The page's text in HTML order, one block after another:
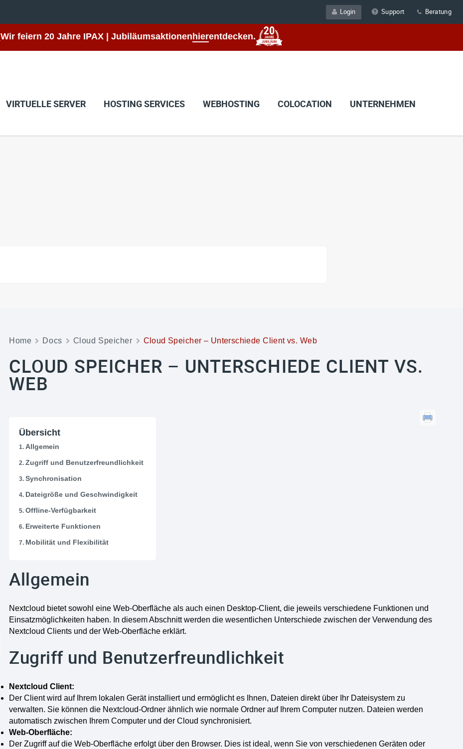
Support Beratung
Login
Wir feiern 20 Jahre IPAX | Jubiläumsaktionenhierentdecken.
VIRTUELLE SERVER HOSTING SERVICES WEBHOSTING COLOCATION UNTERNEHMEN
Home Docs Cloud Speicher Cloud Speicher – Unterschiede Client vs. Web
CLOUD SPEICHER – UNTERSCHIEDE CLIENT VS.
WEB
Übersicht
Allgemein
Zugriff und Benutzerfreundlichkeit
Synchronisation
Dateigröße und Geschwindigkeit
Offline-Verfügbarkeit
Erweiterte Funktionen
Mobilität und Flexibilität
Allgemein
Nextcloud bietet sowohl eine Web-Oberfläche als auch einen Desktop-Client, die jeweils verschiedene Funktionen und
Einsatzmöglichkeiten haben. In diesem Abschnitt werden die wesentlichen Unterschiede zwischen der Verwendung des
Nextcloud Clients und der Web-Oberfläche erklärt.
Zugriff und Benutzerfreundlichkeit
Nextcloud Client:
Der Client wird auf Ihrem lokalen Gerät installiert und ermöglicht es Ihnen, Dateien direkt über Ihr Dateisystem zu
verwalten. Sie können die Nextcloud-Ordner ähnlich wie normale Ordner auf Ihrem Computer nutzen. Dateien werden
automatisch zwischen Ihrem Computer und der Cloud synchronisiert.
Web-Oberfläche:
Der Zugriff auf die Web-Oberfläche erfolgt über den Browser. Dies ist ideal, wenn Sie von verschiedenen Geräten oder